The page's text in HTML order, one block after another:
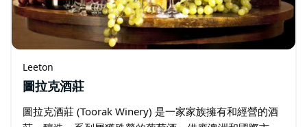
Leeton
圖拉克酒莊
圖拉克酒莊 (Toorak Winery) 是一家家族擁有和經營的酒